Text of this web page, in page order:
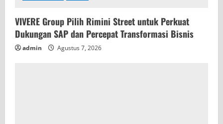
VIVERE Group Pilih Rimini Street untuk Perkuat
Dukungan SAP dan Percepat Transformasi Bisnis
admin Agustus 7, 2026